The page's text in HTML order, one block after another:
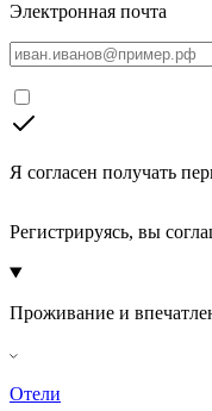
Электронная почта
Я согласен получать
Регистрируясь, вы
Проживание и
Отели